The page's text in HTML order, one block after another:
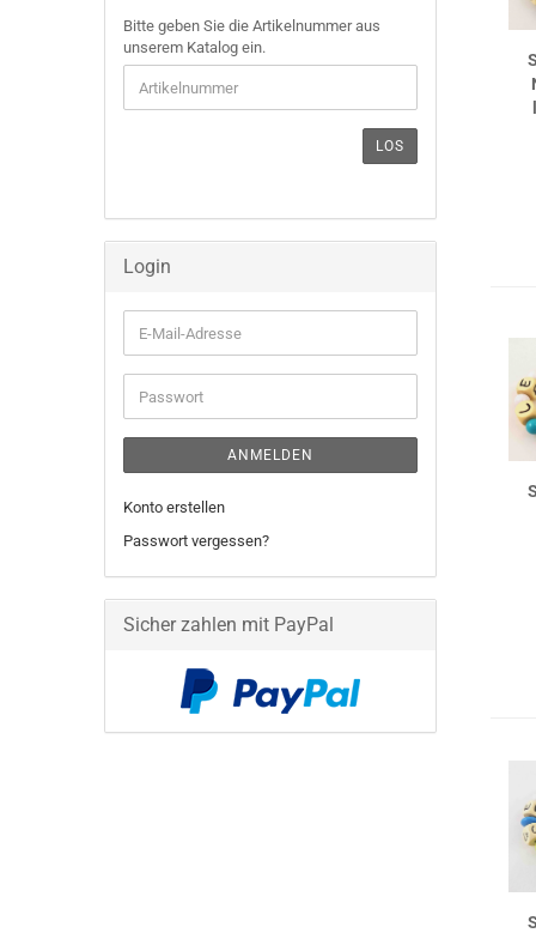
BITTE
GEBEN
SIE
DIE
ARTIKELNUMMER
Bitte geben Sie die Artikelnummer aus
unserem Katalog ein.
LOS
Login
E-
Mail-
Adresse
Passwort
ANMELDEN
Konto erstellen
Passwort vergessen?
Sicher zahlen mit PayPal